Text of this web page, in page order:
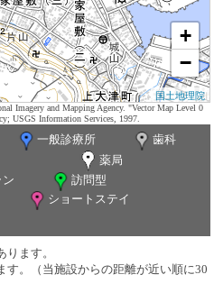
+
−
国土地理院
Imagery and Mapping Agency. "Vector Map Level 0
USGS Information Services, 1997.
一般診療所
歯科
薬局
訪問型
ショートステイ
ます。
す。（当施設からの距離が近い順に30